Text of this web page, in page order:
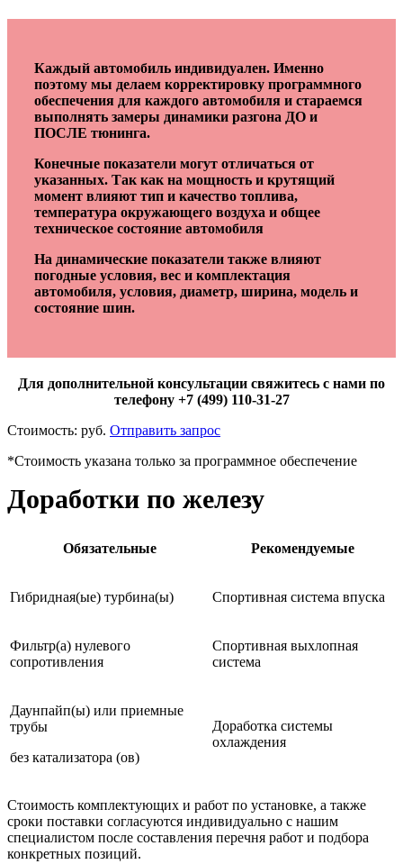
Каждый автомобиль индивидуален. Именно
поэтому мы делаем корректировку программного
обеспечения для каждого автомобиля и стараемся
выполнять замеры динамики разгона ДО и
ПОСЛЕ тюнинга.
Конечные показатели могут отличаться от
указанных. Так как на мощность и крутящий
момент влияют тип и качество топлива,
температура окружающего воздуха и общее
техническое состояние автомобиля
На динамические показатели также влияют
погодные условия, вес и комплектация
автомобиля, условия, диаметр, ширина, модель и
состояние шин.
Для дополнительной консультации свяжитесь с нами по
телефону +7 (499) 110-31-27
Стоимость: руб. Отправить запрос
*Стоимость указана только за программное обеспечение
Доработки по железу
Обязательные Рекомендуемые
Гибридная(ые) турбина(ы) Спортивная система впуска
Фильтр(а) нулевого
сопротивления
Спортивная выхлопная
система
Даунпайп(ы) или приемные
трубы
без катализатора (ов)
Доработка системы
охлаждения
Стоимость комплектующих и работ по установке, а также
сроки поставки согласуются индивидуально с нашим
специалистом после составления перечня работ и подбора
конкретных позиций.